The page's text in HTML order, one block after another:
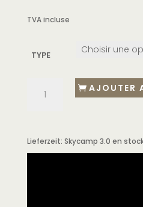
TVA incluse
TYPE
AJOUTER
Lieferzeit: Skycamp 3.0 en